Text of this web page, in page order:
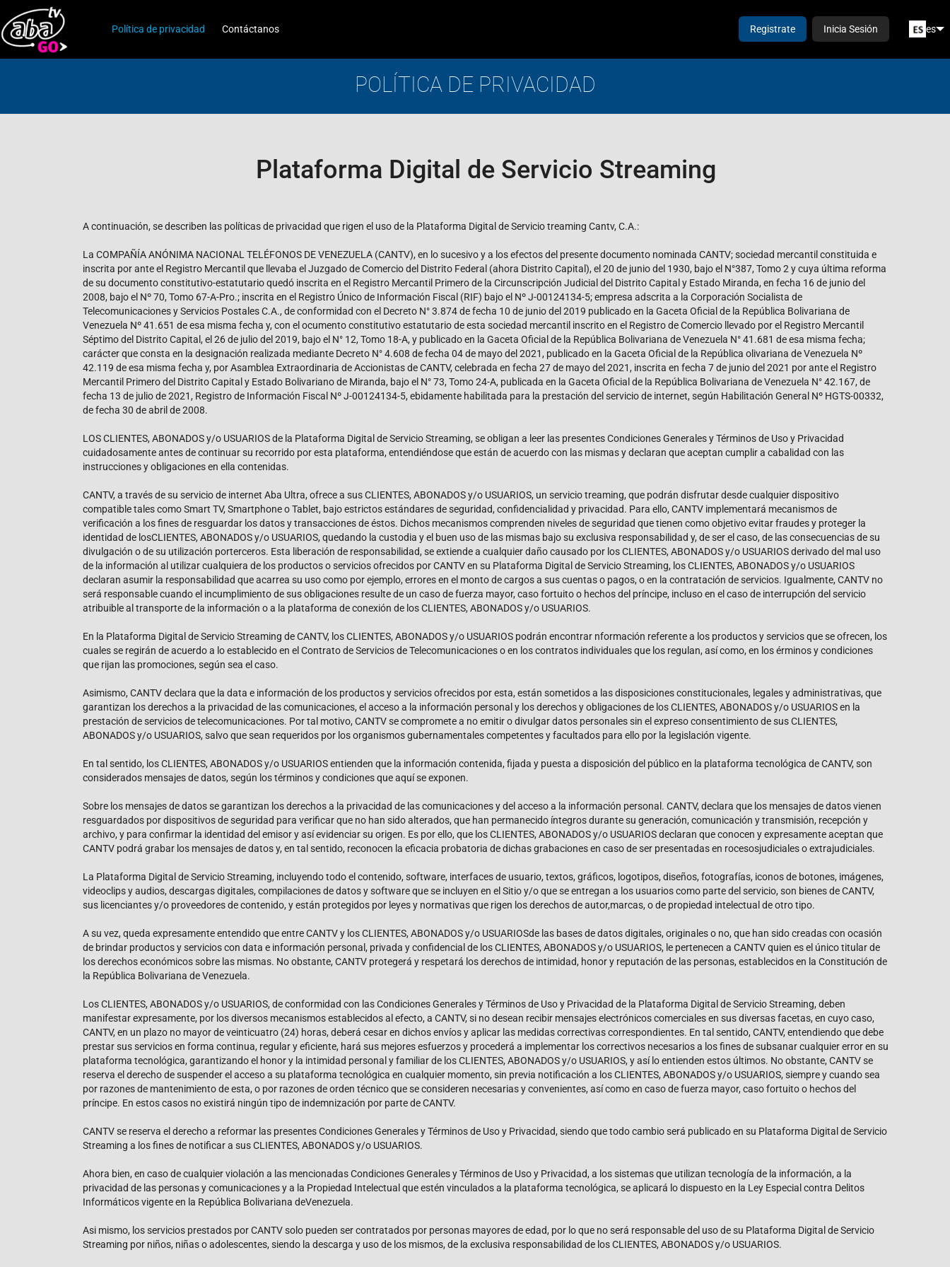
Política de privacidad Contáctanos Registrate Inicia Sesión es
POLÍTICA DE PRIVACIDAD
Plataforma Digital de Servicio Streaming
A continuación, se describen las políticas de privacidad que rigen el uso de la Plataforma Digital de Servicio treaming Cantv, C.A.:
La COMPAÑÍA ANÓNIMA NACIONAL TELÉFONOS DE VENEZUELA (CANTV), en lo sucesivo y a los efectos del presente documento nominada CANTV; sociedad mercantil constituida e
inscrita por ante el Registro Mercantil que llevaba el Juzgado de Comercio del Distrito Federal (ahora Distrito Capital), el 20 de junio del 1930, bajo el N°387, Tomo 2 y cuya última reforma
de su documento constitutivo-estatutario quedó inscrita en el Registro Mercantil Primero de la Circunscripción Judicial del Distrito Capital y Estado Miranda, en fecha 16 de junio del
2008, bajo el Nº 70, Tomo 67-A-Pro.; inscrita en el Registro Único de Información Fiscal (RIF) bajo el Nº J-00124134-5; empresa adscrita a la Corporación Socialista de
Telecomunicaciones y Servicios Postales C.A., de conformidad con el Decreto N° 3.874 de fecha 10 de junio del 2019 publicado en la Gaceta Oficial de la República Bolivariana de
Venezuela Nº 41.651 de esa misma fecha y, con el ocumento constitutivo estatutario de esta sociedad mercantil inscrito en el Registro de Comercio llevado por el Registro Mercantil
Séptimo del Distrito Capital, el 26 de julio del 2019, bajo el N° 12, Tomo 18-A, y publicado en la Gaceta Oficial de la República Bolivariana de Venezuela N° 41.681 de esa misma fecha;
carácter que consta en la designación realizada mediante Decreto N° 4.608 de fecha 04 de mayo del 2021, publicado en la Gaceta Oficial de la República olivariana de Venezuela Nº
42.119 de esa misma fecha y, por Asamblea Extraordinaria de Accionistas de CANTV, celebrada en fecha 27 de mayo del 2021, inscrita en fecha 7 de junio del 2021 por ante el Registro
Mercantil Primero del Distrito Capital y Estado Bolivariano de Miranda, bajo el N° 73, Tomo 24-A, publicada en la Gaceta Oficial de la República Bolivariana de Venezuela N° 42.167, de
fecha 13 de julio de 2021, Registro de Información Fiscal Nº J-00124134-5, ebidamente habilitada para la prestación del servicio de internet, según Habilitación General Nº HGTS-00332,
de fecha 30 de abril de 2008.
LOS CLIENTES, ABONADOS y/o USUARIOS de la Plataforma Digital de Servicio Streaming, se obligan a leer las presentes Condiciones Generales y Términos de Uso y Privacidad
cuidadosamente antes de continuar su recorrido por esta plataforma, entendiéndose que están de acuerdo con las mismas y declaran que aceptan cumplir a cabalidad con las
instrucciones y obligaciones en ella contenidas.
CANTV, a través de su servicio de internet Aba Ultra, ofrece a sus CLIENTES, ABONADOS y/o USUARIOS, un servicio treaming, que podrán disfrutar desde cualquier dispositivo
compatible tales como Smart TV, Smartphone o Tablet, bajo estrictos estándares de seguridad, confidencialidad y privacidad. Para ello, CANTV implementará mecanismos de
verificación a los fines de resguardar los datos y transacciones de éstos. Dichos mecanismos comprenden niveles de seguridad que tienen como objetivo evitar fraudes y proteger la
identidad de losCLIENTES, ABONADOS y/o USUARIOS, quedando la custodia y el buen uso de las mismas bajo su exclusiva responsabilidad y, de ser el caso, de las consecuencias de su
divulgación o de su utilización porterceros. Esta liberación de responsabilidad, se extiende a cualquier daño causado por los CLIENTES, ABONADOS y/o USUARIOS derivado del mal uso
de la información al utilizar cualquiera de los productos o servicios ofrecidos por CANTV en su Plataforma Digital de Servicio Streaming, los CLIENTES, ABONADOS y/o USUARIOS
declaran asumir la responsabilidad que acarrea su uso como por ejemplo, errores en el monto de cargos a sus cuentas o pagos, o en la contratación de servicios. Igualmente, CANTV no
será responsable cuando el incumplimiento de sus obligaciones resulte de un caso de fuerza mayor, caso fortuito o hechos del príncipe, incluso en el caso de interrupción del servicio
atribuible al transporte de la información o a la plataforma de conexión de los CLIENTES, ABONADOS y/o USUARIOS.
En la Plataforma Digital de Servicio Streaming de CANTV, los CLIENTES, ABONADOS y/o USUARIOS podrán encontrar nformación referente a los productos y servicios que se ofrecen, los
cuales se regirán de acuerdo a lo establecido en el Contrato de Servicios de Telecomunicaciones o en los contratos individuales que los regulan, así como, en los érminos y condiciones
que rijan las promociones, según sea el caso.
Asimismo, CANTV declara que la data e información de los productos y servicios ofrecidos por esta, están sometidos a las disposiciones constitucionales, legales y administrativas, que
garantizan los derechos a la privacidad de las comunicaciones, el acceso a la información personal y los derechos y obligaciones de los CLIENTES, ABONADOS y/o USUARIOS en la
prestación de servicios de telecomunicaciones. Por tal motivo, CANTV se compromete a no emitir o divulgar datos personales sin el expreso consentimiento de sus CLIENTES,
ABONADOS y/o USUARIOS, salvo que sean requeridos por los organismos gubernamentales competentes y facultados para ello por la legislación vigente.
En tal sentido, los CLIENTES, ABONADOS y/o USUARIOS entienden que la información contenida, fijada y puesta a disposición del público en la plataforma tecnológica de CANTV, son
considerados mensajes de datos, según los términos y condiciones que aquí se exponen.
Sobre los mensajes de datos se garantizan los derechos a la privacidad de las comunicaciones y del acceso a la información personal. CANTV, declara que los mensajes de datos vienen
resguardados por dispositivos de seguridad para verificar que no han sido alterados, que han permanecido íntegros durante su generación, comunicación y transmisión, recepción y
archivo, y para confirmar la identidad del emisor y así evidenciar su origen. Es por ello, que los CLIENTES, ABONADOS y/o USUARIOS declaran que conocen y expresamente aceptan que
CANTV podrá grabar los mensajes de datos y, en tal sentido, reconocen la eficacia probatoria de dichas grabaciones en caso de ser presentadas en rocesosjudiciales o extrajudiciales.
La Plataforma Digital de Servicio Streaming, incluyendo todo el contenido, software, interfaces de usuario, textos, gráficos, logotipos, diseños, fotografías, iconos de botones, imágenes,
videoclips y audios, descargas digitales, compilaciones de datos y software que se incluyen en el Sitio y/o que se entregan a los usuarios como parte del servicio, son bienes de CANTV,
sus licenciantes y/o proveedores de contenido, y están protegidos por leyes y normativas que rigen los derechos de autor,marcas, o de propiedad intelectual de otro tipo.
A su vez, queda expresamente entendido que entre CANTV y los CLIENTES, ABONADOS y/o USUARIOSde las bases de datos digitales, originales o no, que han sido creadas con ocasión
de brindar productos y servicios con data e información personal, privada y confidencial de los CLIENTES, ABONADOS y/o USUARIOS, le pertenecen a CANTV quien es el único titular de
los derechos económicos sobre las mismas. No obstante, CANTV protegerá y respetará los derechos de intimidad, honor y reputación de las personas, establecidos en la Constitución de
la República Bolivariana de Venezuela.
Los CLIENTES, ABONADOS y/o USUARIOS, de conformidad con las Condiciones Generales y Términos de Uso y Privacidad de la Plataforma Digital de Servicio Streaming, deben
manifestar expresamente, por los diversos mecanismos establecidos al efecto, a CANTV, si no desean recibir mensajes electrónicos comerciales en sus diversas facetas, en cuyo caso,
CANTV, en un plazo no mayor de veinticuatro (24) horas, deberá cesar en dichos envíos y aplicar las medidas correctivas correspondientes. En tal sentido, CANTV, entendiendo que debe
prestar sus servicios en forma continua, regular y eficiente, hará sus mejores esfuerzos y procederá a implementar los correctivos necesarios a los fines de subsanar cualquier error en su
plataforma tecnológica, garantizando el honor y la intimidad personal y familiar de los CLIENTES, ABONADOS y/o USUARIOS, y así lo entienden estos últimos. No obstante, CANTV se
reserva el derecho de suspender el acceso a su plataforma tecnológica en cualquier momento, sin previa notificación a los CLIENTES, ABONADOS y/o USUARIOS, siempre y cuando sea
por razones de mantenimiento de esta, o por razones de orden técnico que se consideren necesarias y convenientes, así como en caso de fuerza mayor, caso fortuito o hechos del
príncipe. En estos casos no existirá ningún tipo de indemnización por parte de CANTV.
CANTV se reserva el derecho a reformar las presentes Condiciones Generales y Términos de Uso y Privacidad, siendo que todo cambio será publicado en su Plataforma Digital de Servicio
Streaming a los fines de notificar a sus CLIENTES, ABONADOS y/o USUARIOS.
Ahora bien, en caso de cualquier violación a las mencionadas Condiciones Generales y Términos de Uso y Privacidad, a los sistemas que utilizan tecnología de la información, a la
privacidad de las personas y comunicaciones y a la Propiedad Intelectual que estén vinculados a la plataforma tecnológica, se aplicará lo dispuesto en la Ley Especial contra Delitos
Informáticos vigente en la República Bolivariana deVenezuela.
Asi mismo, los servicios prestados por CANTV solo pueden ser contratados por personas mayores de edad, por lo que no será responsable del uso de su Plataforma Digital de Servicio
Streaming por niños, niñas o adolescentes, siendo la descarga y uso de los mismos, de la exclusiva responsabilidad de los CLIENTES, ABONADOS y/o USUARIOS.